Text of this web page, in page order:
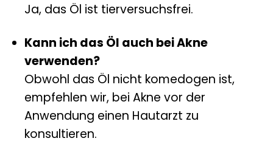
Ja, das Öl ist tierversuchsfrei.
Kann ich das Öl auch bei Akne
verwenden?
Obwohl das Öl nicht komedogen ist,
empfehlen wir, bei Akne vor der
Anwendung einen Hautarzt zu
konsultieren.